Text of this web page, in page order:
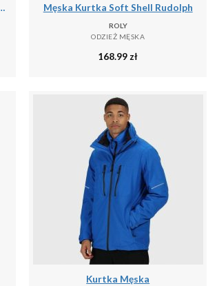
LUXA Finest Męska Kurtka Soft Shell Rudolph
ROLY
ODZIEŻ MĘSKA
168.99 zł
Kurtka Męska